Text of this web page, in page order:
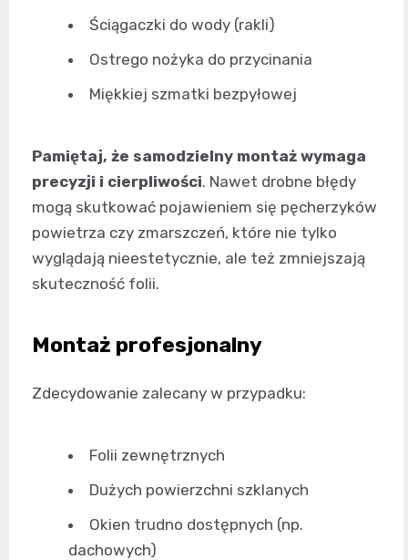
Ściągaczki do wody (rakli)
Ostrego nożyka do przycinania
Miękkiej szmatki bezpyłowej
Pamiętaj, że samodzielny montaż wymaga
precyzji i cierpliwości. Nawet drobne błędy
mogą skutkować pojawieniem się pęcherzyków
powietrza czy zmarszczeń, które nie tylko
wyglądają nieestetycznie, ale też zmniejszają
skuteczność folii.
Montaż profesjonalny
Zdecydowanie zalecany w przypadku:
Folii zewnętrznych
Dużych powierzchni szklanych
Okien trudno dostępnych (np.
dachowych)